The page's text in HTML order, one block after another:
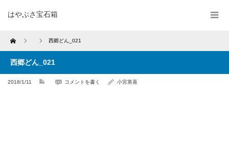
はやぶさ宝石箱
Home 西郷どん_021
西郷どん_021
2018/1/11 コメントを書く 小宮英喜